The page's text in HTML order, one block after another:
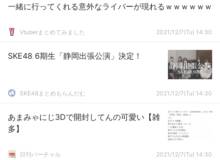
一緒に行ってくれる意外なライバーが現れるｗｗｗｗｗｗ
Vtuberまとめてみました 2021/12/7(Tu) 14:30
SKE48 6期生「静岡出張公演」決定！
SKE48まとめもらんだむ 2021/12/7(Tu) 14:30
あまみゃにじ3Dで開封してんの可愛い【雑
多】
日刊バーチャル 2021/12/7(Tu) 14:30